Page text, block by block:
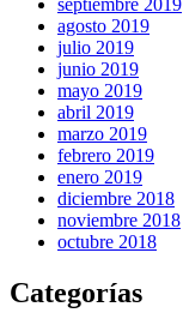
septiembre 2019
agosto 2019
julio 2019
junio 2019
mayo 2019
abril 2019
marzo 2019
febrero 2019
enero 2019
diciembre 2018
noviembre 2018
octubre 2018
Categorías